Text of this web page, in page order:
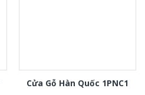
Cửa Gỗ Hàn Quốc 1PNC1